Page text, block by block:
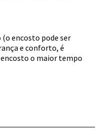
(o encosto pode ser
e conforto, é
o maior tempo